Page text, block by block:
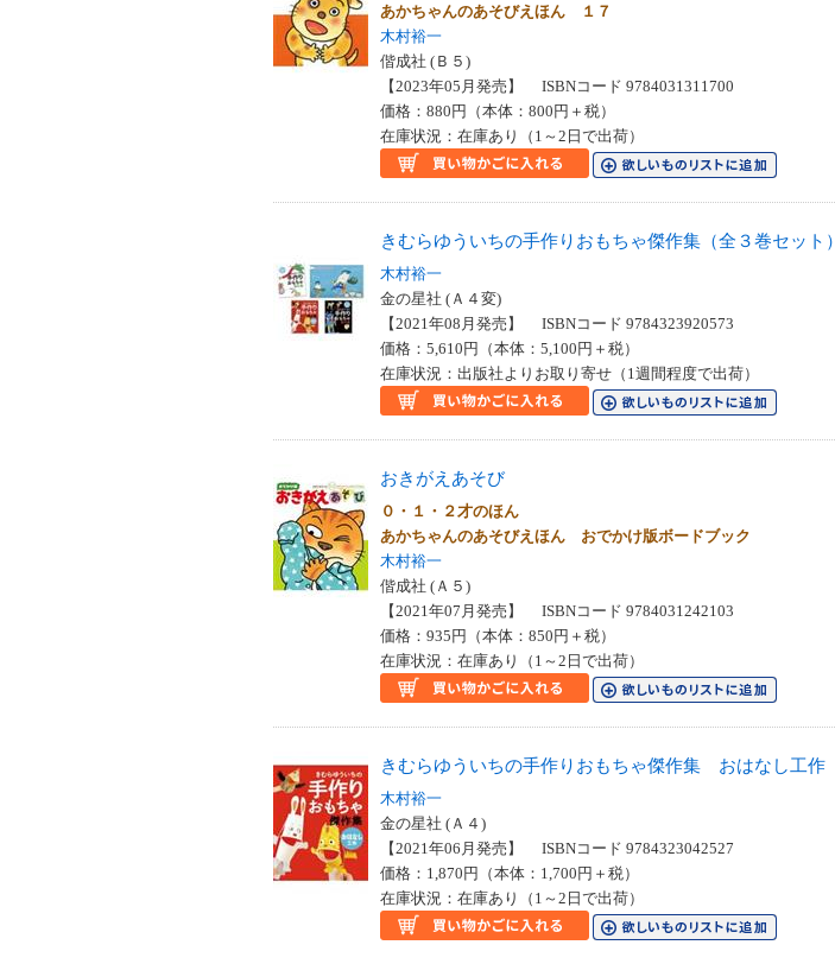
あかちゃんのあそびえほん １７
木村裕一
偕成社 (Ｂ５)
【2023年05月発売】 ISBNコード 9784031311700
価格：880円（本体：800円＋税）
在庫状況：在庫あり（1～2日で出荷）
きむらゆういちの手作りおもちゃ傑作集（全３巻セット）
木村裕一
金の星社 (Ａ４変)
【2021年08月発売】 ISBNコード 9784323920573
価格：5,610円（本体：5,100円＋税）
在庫状況：出版社よりお取り寄せ（1週間程度で出荷）
おきがえあそび
０・１・２才のほん
あかちゃんのあそびえほん おでかけ版ボードブック
木村裕一
偕成社 (Ａ５)
【2021年07月発売】 ISBNコード 9784031242103
価格：935円（本体：850円＋税）
在庫状況：在庫あり（1～2日で出荷）
きむらゆういちの手作りおもちゃ傑作集 おはなし工作
木村裕一
金の星社 (Ａ４)
【2021年06月発売】 ISBNコード 9784323042527
価格：1,870円（本体：1,700円＋税）
在庫状況：在庫あり（1～2日で出荷）